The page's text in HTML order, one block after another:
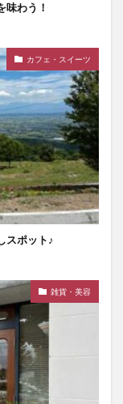
味わう！
カフェ・スイーツ
スポット♪
雑貨・美容